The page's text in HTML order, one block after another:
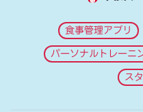
食事管理アプリ
パーソナルトレーニ
ス